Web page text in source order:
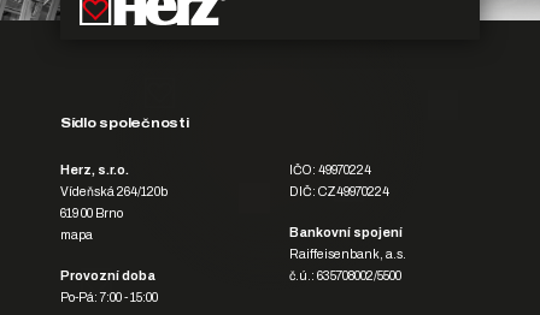
Sídlo společnosti
Herz, s.r.o.
Vídeňská 264/120b
619 00 Brno
mapa
Provozní doba
Po-Pá: 7:00 - 15:00
IČO: 49970224
DIČ: CZ49970224
Bankovní spojení
Raiffeisenbank, a.s.
č.ú.: 635708002/5500